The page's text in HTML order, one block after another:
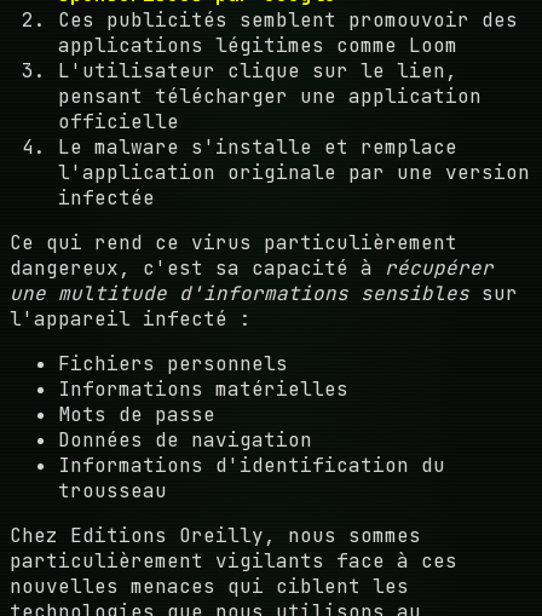
Ces publicités semblent promouvoir des
applications légitimes comme Loom
L'utilisateur clique sur le lien,
pensant télécharger une application
officielle
Le malware s'installe et remplace
l'application originale par une version
infectée
Ce qui rend ce virus particulièrement
dangereux, c'est sa capacité à récupérer
une multitude d'informations sensibles sur
l'appareil infecté :
Fichiers personnels
Informations matérielles
Mots de passe
Données de navigation
Informations d'identification du
trousseau
Chez Editions Oreilly, nous sommes
particulièrement vigilants face à ces
nouvelles menaces qui ciblent les